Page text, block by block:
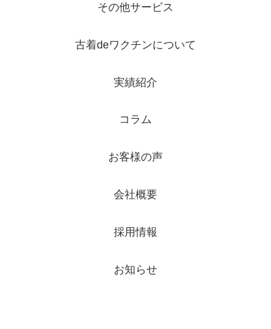
その他サービス
古着deワクチンについて
実績紹介
コラム
お客様の声
会社概要
採用情報
お知らせ